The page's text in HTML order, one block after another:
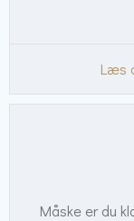
Læs
Måske er du